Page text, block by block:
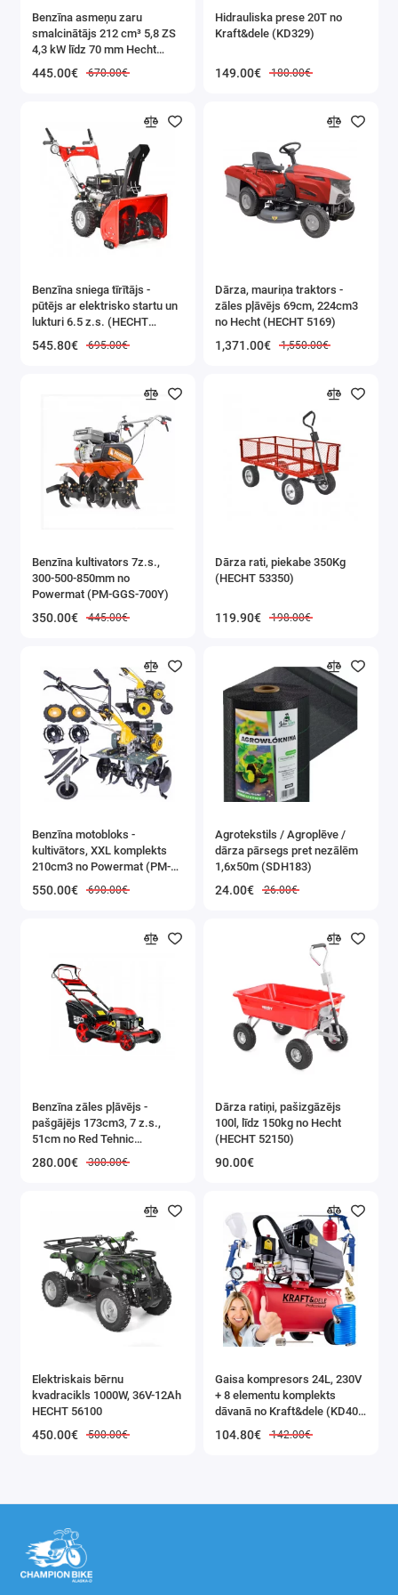
Ierīci var uzstādīt uz darbagalda.
kopā ar ķēdes spriegotāju garantē plašu ierīces
pielietojumu.
Benzīna asmeņu zaru
smalcinātājs 212 cm³ 5,8 ZS
4,3 kW līdz 70 mm Hecht
445.00€ 670.00€
Hidrauliska prese 20T no
Kraft&dele (KD329)
149.00€ 180.00€
Benzīna sniega tīrītājs -
pūtējs ar elektrisko startu un
lukturi 6.5 z.s. (HECHT
545.80€ 695.00€
Dārza, mauriņa traktors -
zāles pļāvējs 69cm, 224cm3
no Hecht (HECHT 5169)
1,371.00€ 1,550.00€
Benzīna kultivators 7z.s.,
300-500-850mm no
Powermat (PM-GGS-700Y)
350.00€ 445.00€
Dārza rati, piekabe 350Kg
(HECHT 53350)
119.90€ 198.00€
Benzīna motobloks -
kultivātors, XXL komplekts
210cm3 no Powermat (PM-
550.00€ 690.00€
Agrotekstils / Agroplēve /
dārza pārsegs pret nezālēm
1,6x50m (SDH183)
24.00€ 26.00€
Benzīna zāles pļāvējs -
pašgājējs 173cm3, 7 z.s.,
51cm no Red Tehnic
280.00€ 300.00€
Dārza ratiņi, pašizgāzējs
100l, līdz 150kg no Hecht
(HECHT 52150)
90.00€
Elektriskais bērnu
kvadracikls 1000W, 36V-12Ah
HECHT 56100
450.00€ 500.00€
Gaisa kompresors 24L, 230V
+ 8 elementu komplekts
dāvanā no Kraft&dele (KD400
104.80€ 142.00€